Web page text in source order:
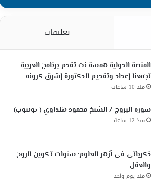
تعليقات
المنصة الدولية همسة نت تقدم برنامج العربية
تجمعنا إعداد وتقديم الدكتورة إشرق كرونه
منذ 10 ساعات
سورة البروج / الشيخ محمود هنداوي ( يوتيوب)
منذ 12 ساعة
ذكرياتي في أزهر العلوم: سنوات تكوين الروح
والعقل
منذ يوم واحد